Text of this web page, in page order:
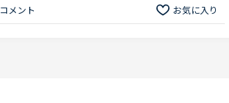
コメント お気に入り